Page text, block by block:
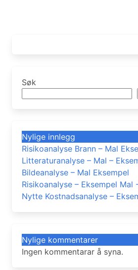
Søk
Nylige innlegg
Risikoanalyse Brann – Mal
Litteraturanalyse – Mal –
Bildeanalyse – Mal Eksempel
Risikoanalyse – Eksempel Mal
Nytte Kostnadsanalyse –
Nylige kommentarer
Ingen kommentarar å syna.